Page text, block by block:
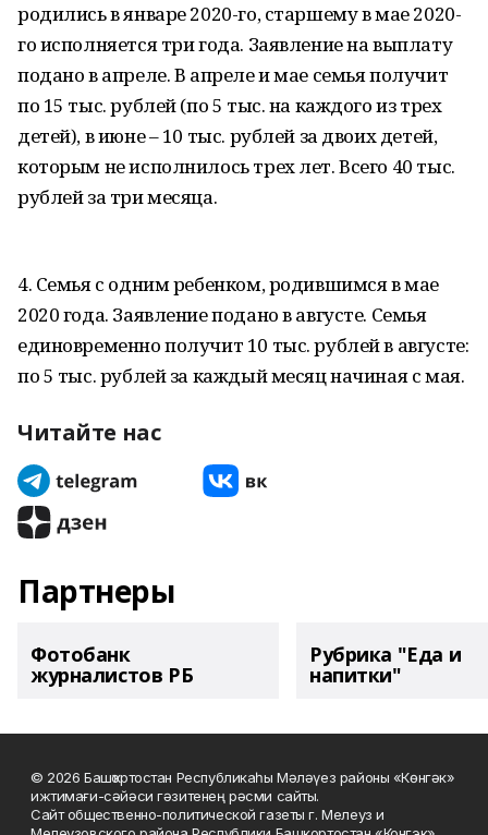
родились в январе 2020-го, старшему в мае 2020-
го исполняется три года. Заявление на выплату
подано в апреле. В апреле и мае семья получит
по 15 тыс. рублей (по 5 тыс. на каждого из трех
детей), в июне – 10 тыс. рублей за двоих детей,
которым не исполнилось трех лет. Всего 40 тыс.
рублей за три месяца.
4. Семья с одним ребенком, родившимся в мае
2020 года. Заявление подано в августе. Семья
единовременно получит 10 тыс. рублей в августе:
по 5 тыс. рублей за каждый месяц начиная с мая.
Читайте нас
Партнеры
Фотобанк
журналистов РБ
Рубрика "Еда и
напитки"
© 2026 Башҡортостан Республикаһы Мәләүез районы «Көнгәк»
ижтимағи-сәйәси гәзитенең рәсми сайты.
Сайт общественно-политической газеты г. Мелеуз и